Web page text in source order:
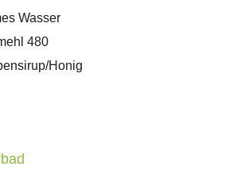
Wasser
480
Honig